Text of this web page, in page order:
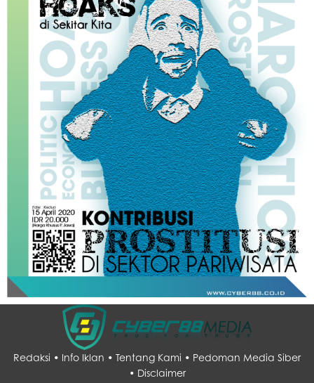
Redaksi • Info Iklan • Tentang Kami • Pedoman Media Siber
• Disclaimer